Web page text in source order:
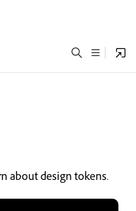
about design tokens.